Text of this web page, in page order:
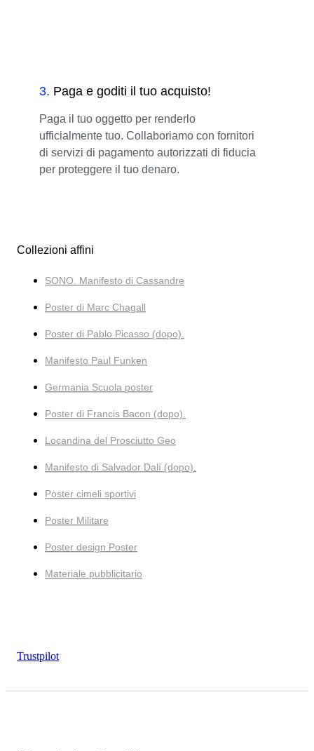
3. Paga e goditi il tuo acquisto!
Paga il tuo oggetto per renderlo
ufficialmente tuo. Collaboriamo con fornitori
di servizi di pagamento autorizzati di fiducia
per proteggere il tuo denaro.
Collezioni affini
SONO. Manifesto di Cassandre
Poster di Marc Chagall
Poster di Pablo Picasso (dopo).
Manifesto Paul Funken
Germania Scuola poster
Poster di Francis Bacon (dopo).
Locandina del Prosciutto Geo
Manifesto di Salvador Dalí (dopo).
Poster cimeli sportivi
Poster Militare
Poster design Poster
Materiale pubblicitario
Trustpilot